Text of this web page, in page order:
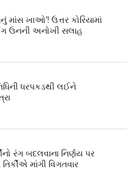
માંસ ખાઓ’! ઉત્તર કોરિયામાં
ઉનની અનોખી સલાહ
ધરપકડથી લઈને
રંગ બદલવાના નિર્ણય પર
માંગી વિગતવાર